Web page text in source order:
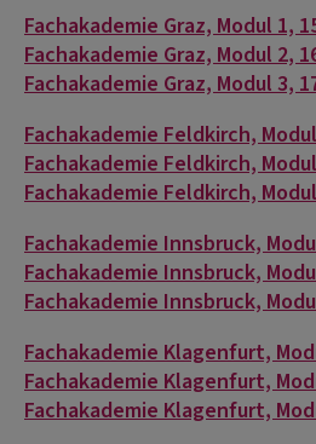
Fachakademie Graz, Modul 1,
Fachakademie Graz, Modul 2,
Fachakademie Graz, Modul 3,
Fachakademie Feldkirch,
Fachakademie Feldkirch,
Fachakademie Feldkirch,
Fachakademie Innsbruck,
Fachakademie Innsbruck,
Fachakademie Innsbruck,
Fachakademie Klagenfurt,
Fachakademie Klagenfurt,
Fachakademie Klagenfurt,